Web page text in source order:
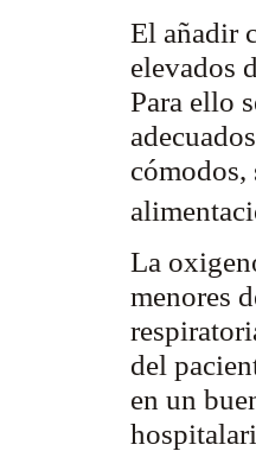
El añadir
elevados
Para ello
La
menores
del
en un